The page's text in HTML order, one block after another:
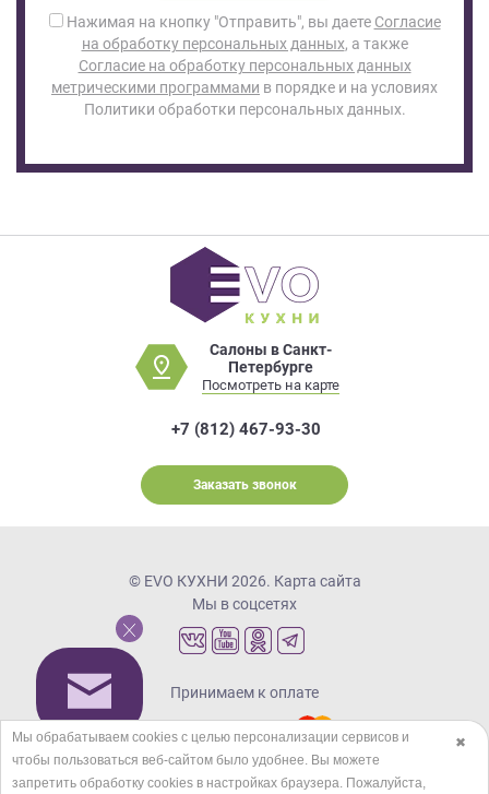
Нажимая на кнопку "Отправить", вы даете Согласие
на обработку персональных данных, а также
Согласие на обработку персональных данных
метрическими программами в порядке и на условиях
Политики обработки персональных данных.
Салоны в Санкт-
Петербурге
Посмотреть на карте
+7 (812) 467-93-30
Заказать звонок
© EVO КУХНИ 2026. Карта сайта
Мы в соцсетях
Принимаем к оплате
Кредиты и рассрочка
✖
Мы обрабатываем cookies с целью персонализации сервисов и
чтобы пользоваться веб-сайтом было удобнее. Вы можете
запретить обработку сookies в настройках браузера. Пожалуйста,